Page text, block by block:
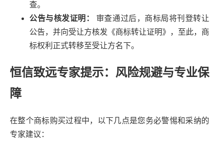
查。
公告与核发证明：
审查通过后，商标局将刊登转让
公告，并向受让方核发《商标转让证明》，至此，商
标权利正式转移至受让方名下。
恒信致远专家提示：风险规避与专业保
障
在整个商标购买过程中，以下几点是您务必警惕和采纳的
专家建议：